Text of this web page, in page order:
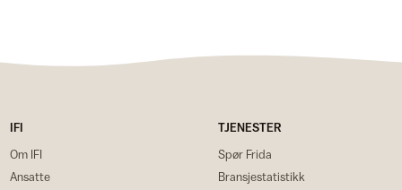
IFI
Om IFI
Ansatte
TJENESTER
Spør Frida
Bransjestatistikk